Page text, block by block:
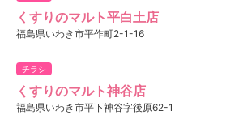
くすりのマルト平白土店
福島県いわき市平作町2-1-16
チラシ
くすりのマルト神谷店
福島県いわき市平下神谷字後原62-1